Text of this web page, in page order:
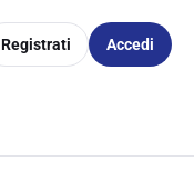
Registrati Accedi